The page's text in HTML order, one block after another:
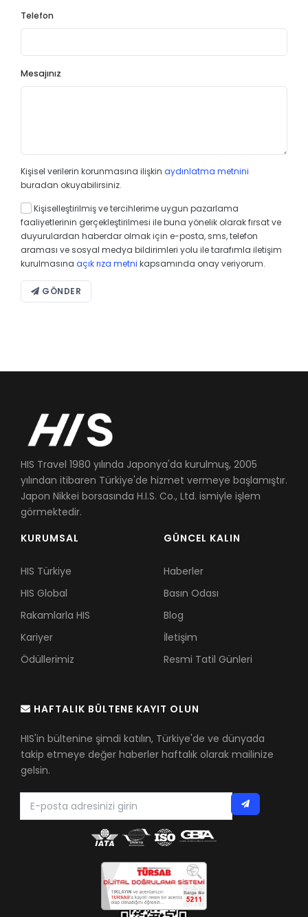
Telefon
Mesajınız
Kişisel verilerin korunmasına ilişkin aydınlatma metnini
buradan okuyabilirsiniz.
Kişiselleştirilmiş ve tercihlerime uygun pazarlama
faaliyetlerinin gerçekleştirilmesi ile buna yönelik olarak fırsat ve
duyurulardan haberdar olmak için e-posta, sms, telefon
araması ve sosyal medya bildirimleri yolu ile tarafımla iletişim
kurulmasına açık rıza metni kapsamında onay veriyorum.
GÖNDER
HIS Travel 1980 yılında Japonya'da kurulmuş, 2005
yılından itibaren Türkiye'de hizmet vermeye başlamıştır.
Japon Nikkei borsasında H.I.S. Co., Ltd. ismiyle işlem
görmektedir.
KURUMSAL
HIS Türkiye
HIS Global
Rakamlarla HIS
Kariyer
Ödüllerimiz
GÜNCEL KALIN
Haberler
Basın Odası
Blog
İletişim
Resmi Tatil Günleri
HAFTALIK BÜLTENE KAYIT OLUN
HIS'in bültenine şimdi katılın, Türkiye'de ve dünyada
takip etmeye değer haberler haftalık olarak mailinize
gelsin.